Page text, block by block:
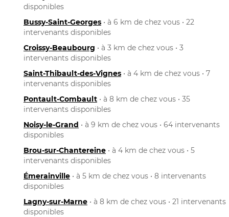
disponibles
Bussy-Saint-Georges • à 6 km de chez vous • 22
intervenants disponibles
Croissy-Beaubourg • à 3 km de chez vous • 3
intervenants disponibles
Saint-Thibault-des-Vignes • à 4 km de chez vous • 7
intervenants disponibles
Pontault-Combault • à 8 km de chez vous • 35
intervenants disponibles
Noisy-le-Grand • à 9 km de chez vous • 64 intervenants
disponibles
Brou-sur-Chantereine • à 4 km de chez vous • 5
intervenants disponibles
Émerainville • à 5 km de chez vous • 8 intervenants
disponibles
Lagny-sur-Marne • à 8 km de chez vous • 21 intervenants
disponibles